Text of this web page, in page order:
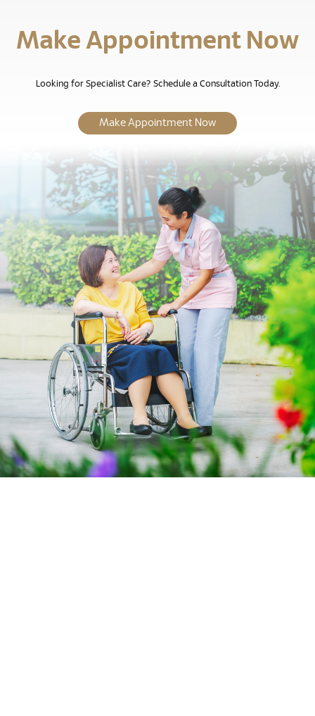
Make Appointment Now
Looking for Specialist Care? Schedule a Consultation Today.
Make Appointment Now